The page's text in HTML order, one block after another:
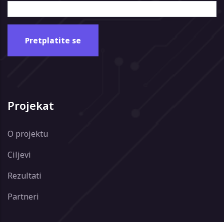
Projekat
O projektu
Ciljevi
Rezultati
Partneri